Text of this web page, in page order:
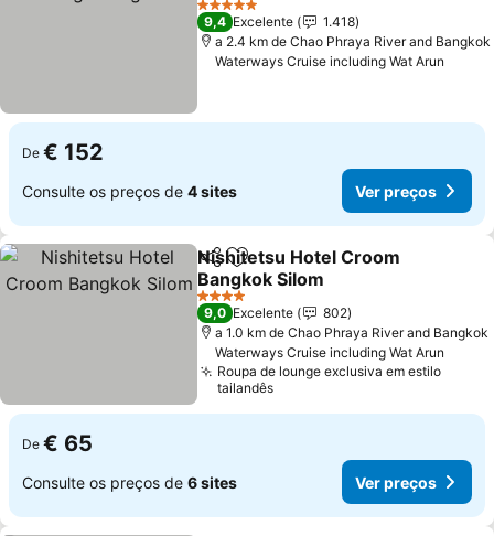
5 Estrelas
9,4 Excelente
1.418
a 2.4 km de Chao Phraya River and Bangkok
Waterways Cruise including Wat Arun
De € 152
Consulte os preços de 4 sites Ver preços
PartilharAdicionar aos favoritos
Nishitetsu Hotel Croom
Bangkok Silom
4 Estrelas
9,0 Excelente
802
a 1.0 km de Chao Phraya River and Bangkok
Waterways Cruise including Wat Arun
Roupa de lounge exclusiva em estilo
tailandês
De € 65
Consulte os preços de 6 sites Ver preços